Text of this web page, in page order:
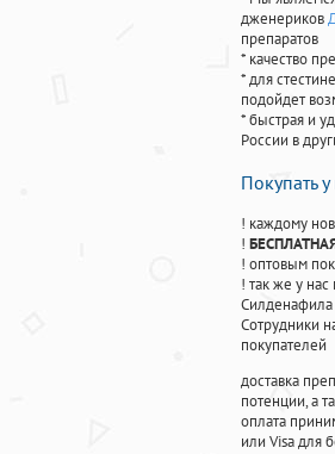
дженериков
препаратов
* качество
* для
подойдет
* быстрая и
России в
Покупать
! каждому
!
! оптовым
! так же у
Cотрудники
покупателей
доставка
потенции, а
оплата
или Visa для